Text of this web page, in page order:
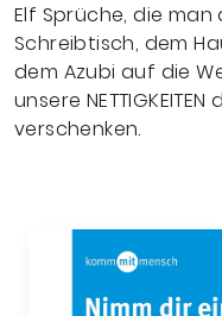
Elf Sprüche, die
Schreibtisch, dem
dem Azubi auf die
unsere
verschenken.